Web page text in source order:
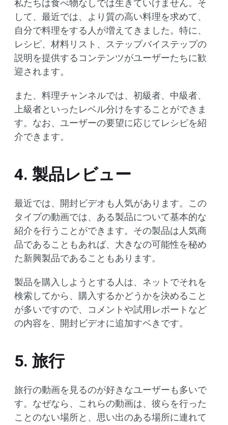
私たちは食べ物なしでは生きていけません。そ
して、最近では、より質の高い料理を求めて、
自分で料理をする人が増えてきました。特に、
レシピ、材料リスト、ステップバイステップの
説明を提供するコンテンツがユーザーたちに歓
迎されます。
また、料理チャンネルでは、初級者、中級者、
上級者といったレベル分けをすることができま
す。なお、ユーザーの要望に応じてレシピを紹
介できます。
4. 製品レビュー
最近では、開封ビデオも人気があります。この
タイプの動画では、ある製品について基本的な
紹介を行うことができます。その製品は人気商
品であることもあれば、大きなの可能性を秘め
た新興製品であることもあります。
製品を購入しようとする人は、ネットでそれを
検索してから、購入するかどうかを決めること
が多いですので、コメントや試用レポートなど
の内容を、開封ビデオに追加すベきです。
5. 旅行
旅行の動画を見るのが好きなユーザーも多いで
す。なぜなら、これらの動画は、彼らを行った
ことのない場所と、思い出のある場所に連れて